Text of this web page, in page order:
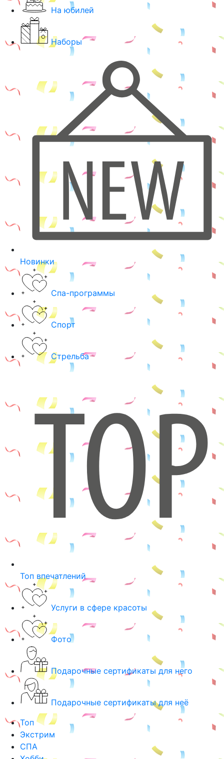
На юбилей
Наборы
Новинки
Спа-программы
Спорт
Стрельба
Топ впечатлений
Услуги в сфере красоты
Фото
Подарочные сертификаты для него
Подарочные сертификаты для неё
Топ
Экстрим
СПА